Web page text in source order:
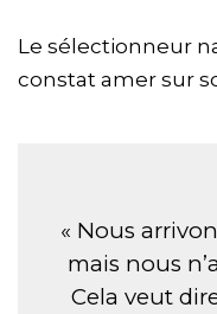
Le sélectionneur
constat amer sur
« Nous
mais nous
Cela veut